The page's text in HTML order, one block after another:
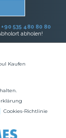
+90 535 480 80 80
abholen!
Kaufen
Cookies-Richtlinie